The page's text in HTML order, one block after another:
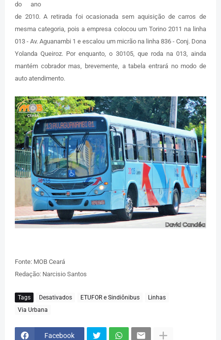
do ano
de 2010. A retirada foi ocasionada sem aquisição de carros de
mesma categoria, pois a empresa colocou um Torino 2011 na linha
013 - Av. Aguanambi 1 e escalou um micrão na linha 836 - Conj. Dona
Yolanda Queiroz. Por enquanto, o 30105, que roda na 013, ainda
mantém cobrador mas, brevemente, a tabela entrará no modo de
auto atendimento.
Fonte: MOB Ceará
Redação: Narcisio Santos
Tags Desativados ETUFOR e Sindiônibus
Linhas
Via Urbana
Facebook